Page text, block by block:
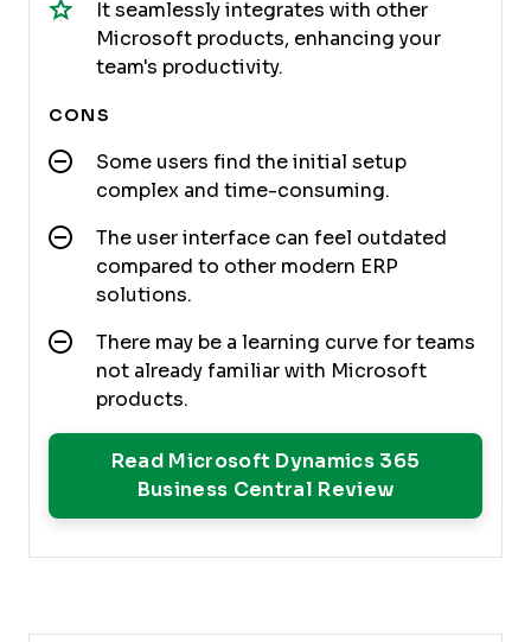
It seamlessly integrates with other
Microsoft products, enhancing your
team's productivity.
CONS
Some users find the initial setup
complex and time-consuming.
The user interface can feel outdated
compared to other modern ERP
solutions.
There may be a learning curve for teams
not already familiar with Microsoft
products.
Read Microsoft Dynamics 365
Business Central ReviewOpens New